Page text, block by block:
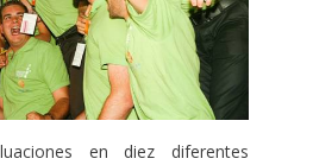
en diez diferentes